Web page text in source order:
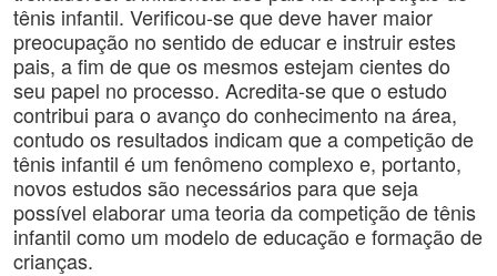
tênis infantil. Verificou-se que deve haver maior
preocupação no sentido de educar e instruir estes
pais, a fim de que os mesmos estejam cientes do
seu papel no processo. Acredita-se que o estudo
contribui para o avanço do conhecimento na área,
contudo os resultados indicam que a competição de
tênis infantil é um fenômeno complexo e, portanto,
novos estudos são necessários para que seja
possível elaborar uma teoria da competição de tênis
infantil como um modelo de educação e formação de
crianças.